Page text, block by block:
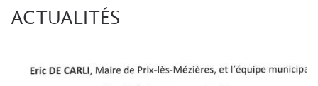
ACTUALITÉS